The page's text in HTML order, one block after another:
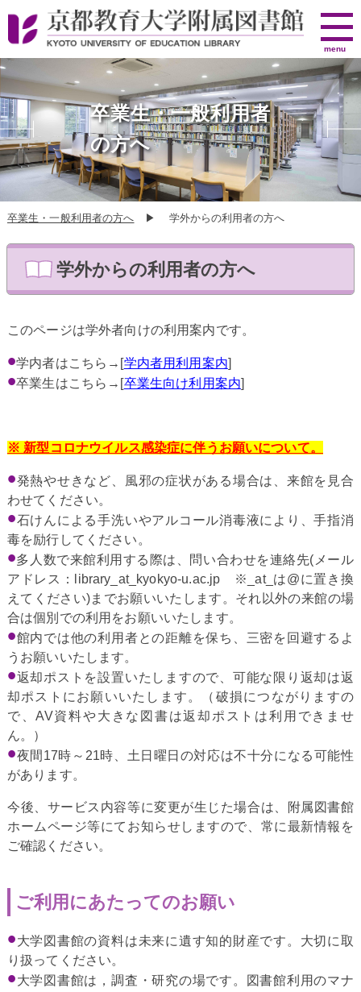
京
都
教
育
大
学
附
属
図
書
menu
卒業生・一般利用者
の方へ
卒業生・一般利用者の方へ ▶ 学外からの利用者の方へ
学外からの利用者の方へ
このページは学外者向けの利用案内です。
学内者はこちら→[学内者用利用案内]
卒業生はこちら→[卒業生向け利用案内]
※ 新型コロナウイルス感染症に伴うお願いについて。
発熱やせきなど、風邪の症状がある場合は、来館を見合
わせてください。
石けんによる手洗いやアルコール消毒液により、手指消
毒を励行してください。
多人数で来館利用する際は、問い合わせを連絡先(メール
アドレス：library_at_kyokyo-u.ac.jp ※_at_は@に置き換
えてください)までお願いいたします。それ以外の来館の場
合は個別での利用をお願いいたします。
館内では他の利用者との距離を保ち、三密を回避するよ
うお願いいたします。
返却ポストを設置いたしますので、可能な限り返却は返
却ポストにお願いいたします。（破損につながりますの
で、AV資料や大きな図書は返却ポストは利用できませ
ん。）
夜間17時～21時、土日曜日の対応は不十分になる可能性
があります。
今後、サービス内容等に変更が生じた場合は、附属図書館
ホームページ等にてお知らせしますので、常に最新情報を
ご確認ください。
ご利用にあたってのお願い
大学図書館の資料は未来に遺す知的財産です。大切に取
り扱ってください。
大学図書館は，調査・研究の場です。図書館利用のマナ